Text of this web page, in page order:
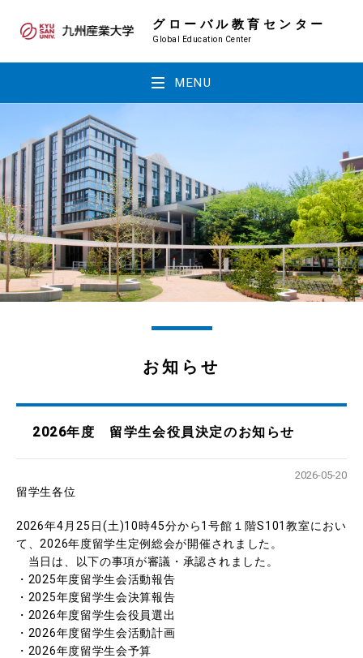
グローバル教育センター
Global Education Center
MENU
お知らせ
2026年度 留学生会役員決定のお知らせ
2026-05-20
留学生各位
2026年4月25日(土)10時45分から1号館１階S101教室におい
て、2026年度留学生定例総会が開催されました。
当日は、以下の事項が審議・承認されました。
・2025年度留学生会活動報告
・2025年度留学生会決算報告
・2026年度留学生会役員選出
・2026年度留学生会活動計画
・2026年度留学生会予算